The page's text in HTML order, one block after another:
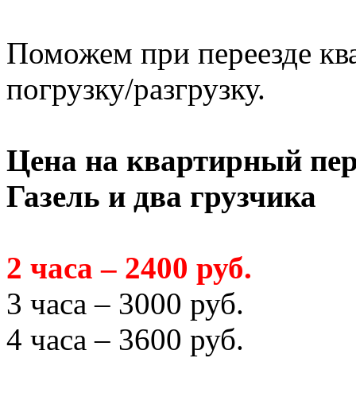
Поможем при переезде
погрузку/разгрузку.
Цена на квартирный
Газель и два грузчика
2 часа – 2400 руб.
3 часа – 3000 руб.
4 часа – 3600 руб.